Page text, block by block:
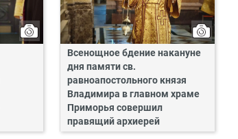
Всенощное бдение накануне
дня памяти св.
равноапостольного князя
Владимира в главном храме
Приморья совершил
правящий архиерей